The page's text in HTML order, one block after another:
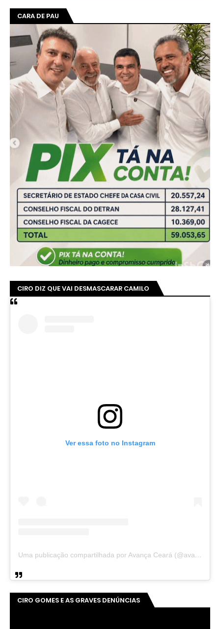
CARA DE PAU
CIRO DIZ QUE VAI DESMASCARAR CAMILO
Ver essa foto no Instagram
Uma publicação compartilhada por Avança Ceará (@avancaceara)
CIRO GOMES E AS GRAVES DENÚNCIAS